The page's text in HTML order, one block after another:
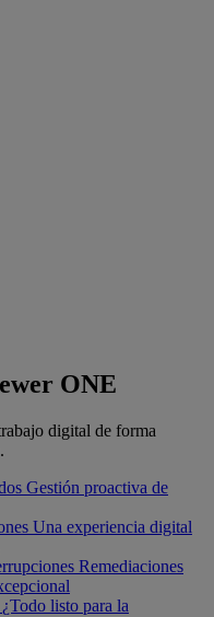
ONE
digital de forma
Gestión proactiva de
Una experiencia digital
Remediaciones
¿Todo listo para la